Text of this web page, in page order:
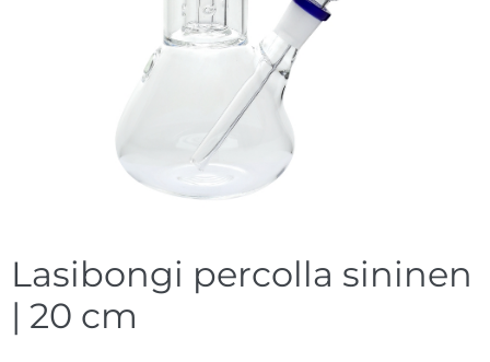
Lasibongi percolla sininen
| 20 cm